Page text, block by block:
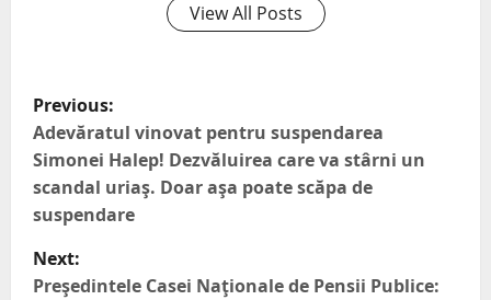
View All Posts
Previous:
Adevăratul vinovat pentru suspendarea
Simonei Halep! Dezvăluirea care va stârni un
scandal uriaş. Doar aşa poate scăpa de
suspendare
Next:
Preşedintele Casei Naţionale de Pensii Publice: